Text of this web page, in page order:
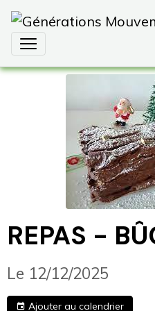
REPAS -
Le 12/12/2025
Ajouter au calendrier